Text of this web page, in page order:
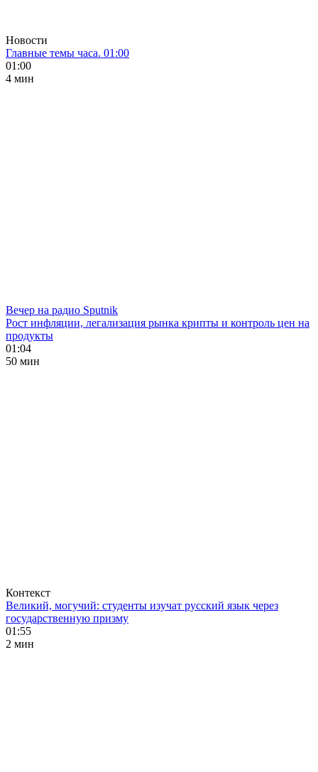
Новости
Главные темы часа. 01:00
01:00
4 мин
Вечер на радио Sputnik
Рост инфляции, легализация рынка крипты и контроль цен на
продукты
01:04
50 мин
Контекст
Великий, могучий: студенты изучат русский язык через
государственную призму
01:55
2 мин